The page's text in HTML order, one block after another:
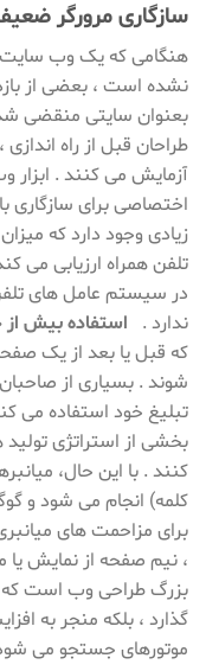
سازگاری مرورگر
هنگامی که یک وب سایت
نشده است ، بعضی از
بعنوان سایتی منقضی
طراحان قبل از راه
آزمایش می کنند .
اختصاصی برای سازگاری
زیادی وجود دارد که
تلفن همراه ارزیابی می
در سیستم عامل های
ندارد . استفاده بیش از
که قبل یا بعد از یک
شوند . بسیاری از
تبلیغ خود استفاده می
بخشی از استراتژی
کنند . با این حال،
کلمه) انجام می شود و
برای مزاحمت های
، نیم صفحه از نمایش یا
بزرگ طراحی وب است که
گذارد ، بلکه منجر به
موتورهای جستجو می